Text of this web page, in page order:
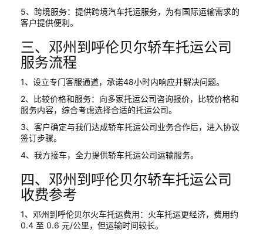
5、跨境服务：提供跨境汽车托运服务，为有国际运输需求的
客户提供便利。
三、邓州到呼伦贝尔轿车托运公司
服务流程
1、设立专门客服通道，承诺48小时内响应并解决问题。
2、比较价格和服务：向多家托运公司咨询报价，比较价格和
服务内容，综合考虑选择合适的托运公司。
3、客户确定与我们达成轿车托运公司业务合作后，进入协议
签订步骤。
4、我方接车，全力提供轿车托运公司运输服务。
四、邓州到呼伦贝尔轿车托运公司
收费参考
1、邓州到呼伦贝尔火车托运费用：火车托运更经济，费用约
0.4 至 0.6 元/公里，但运输时间较长。